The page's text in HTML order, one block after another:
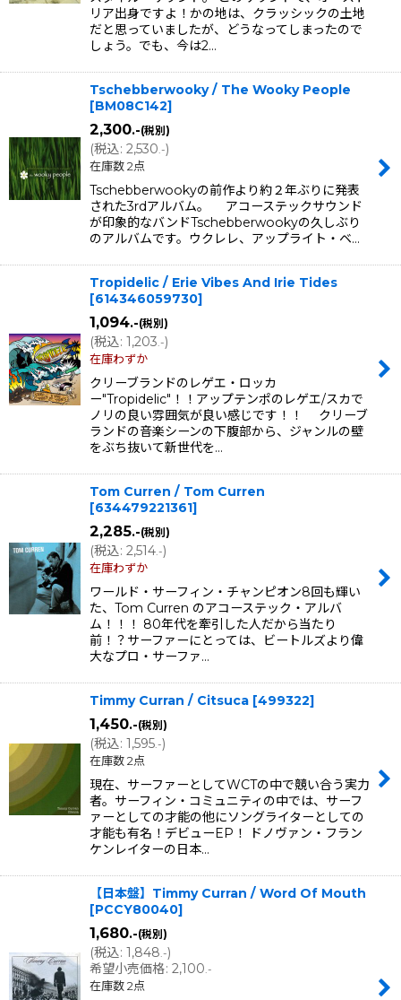
リア出身ですよ！かの地は、クラッシックの土地
だと思っていましたが、どうなってしまったので
しょう。でも、今は2…
Tschebberwooky / The Wooky People
[BM08C142]
2,300.-(税別)
(税込: 2,530 .-)
在庫数 2点
Tschebberwookyの前作より約２年ぶりに発表
された3rdアルバム。 アコーステックサウンド
が印象的なバンドTschebberwookyの久しぶり
のアルバムです。ウクレレ、アップライト・ベ…
Tropidelic / Erie Vibes And Irie Tides
[614346059730]
1,094.-(税別)
(税込: 1,203 .-)
在庫わずか
クリーブランドのレゲエ・ロッカ
ー"Tropidelic"！！アップテンポのレゲエ/スカで
ノリの良い雰囲気が良い感じです！！ クリーブ
ランドの音楽シーンの下腹部から、ジャンルの壁
をぶち抜いて新世代を…
Tom Curren / Tom Curren
[634479221361]
2,285.-(税別)
(税込: 2,514 .-)
在庫わずか
ワールド・サーフィン・チャンピオン8回も輝い
た、Tom Curren のアコーステック・アルバ
ム！！！ 80年代を牽引した人だから当たり
前！？サーファーにとっては、ビートルズより偉
大なプロ・サーファ…
Timmy Curran / Citsuca [499322]
1,450.-(税別)
(税込: 1,595 .-)
在庫数 2点
現在、サーファーとしてWCTの中で競い合う実力
者。サーフィン・コミュニティの中では、サーフ
ァーとしての才能の他にソングライターとしての
才能も有名！デビューEP！ ドノヴァン・フラン
ケンレイターの日本…
【日本盤】Timmy Curran / Word Of Mouth
[PCCY80040]
1,680.-(税別)
(税込: 1,848 .-)
希望小売価格: 2,100 .-
在庫数 2点